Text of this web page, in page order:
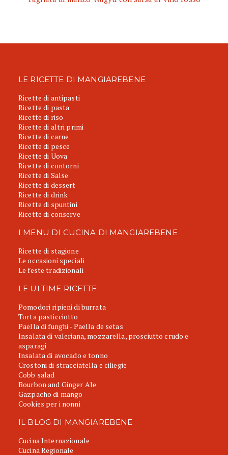
LE RICETTE DI MANGIAREBENE
Ricette di antipasti
Ricette di pasta
Ricette di riso
Ricette di altri primi
Ricette di carne
Ricette di pesce
Ricette di Uova
Ricette di contorni
Ricette di Salse
Ricette di dessert
Ricette di drink
Ricette di spuntini
Ricette di conserve
I MENU DI CUCINA DI MANGIAREBENE
Ricette di stagione
Le occasioni speciali
Le feste tradizionali
LE ULTIME RICETTE
Pomodori ripieni di burrata
Torta pasticciotto
Paella di funghi - Paella de setas
Insalata di valeriana, mozzarella, prosciutto crudo e
asparagi
Insalata di avocado e tonno
Crostoni di stracciatella e ciliegie
Cobb salad
Bourbon and Ginger Ale
Gazpacho di mango
Cookies per i nonni
IL BLOG DI MANGIAREBENE
Cucina Internazionale
Cucina Regionale